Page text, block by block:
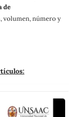
de
volumen, número y